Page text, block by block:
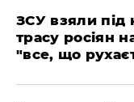
ЗСУ взяли під
трасу росіян
"все, що